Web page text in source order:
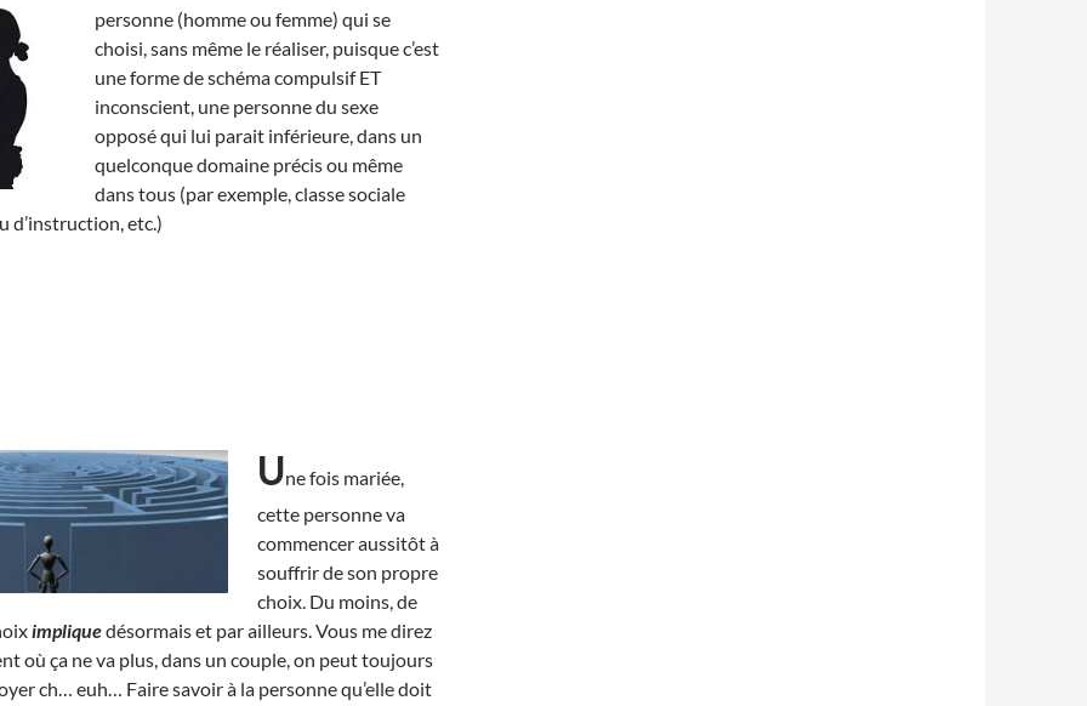
personne (homme ou femme) qui se
choisi, sans même le réaliser, puisque c’est
une forme de schéma compulsif ET
inconscient, une personne du sexe
opposé qui lui parait inférieure, dans un
quelconque domaine précis ou même
dans tous (par exemple, classe sociale
d’instruction, etc.)
Une fois mariée,
cette personne va
commencer aussitôt à
souffrir de son propre
choix. Du moins, de
impliquedésormais et par ailleurs. Vous me direz
où ça ne va plus, dans un couple, on peut toujours
ch… euh… Faire savoir à la personne qu’elle doit